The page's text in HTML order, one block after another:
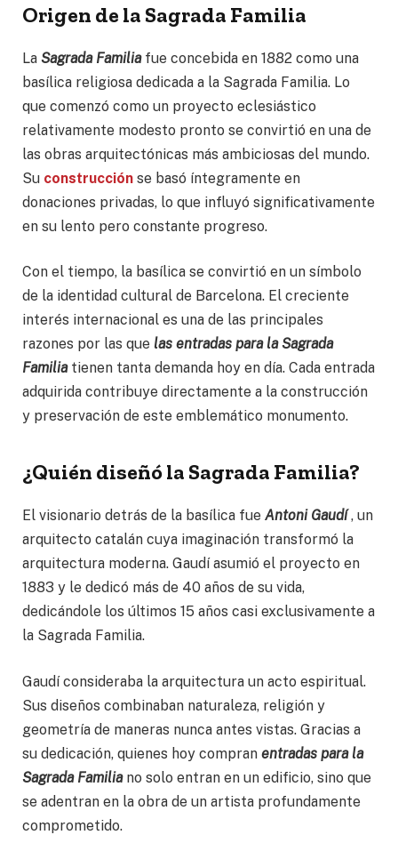
Origen de la Sagrada Familia
La Sagrada Familiafue concebida en 1882 como una
basílica religiosa dedicada a la Sagrada Familia. Lo
que comenzó como un proyecto eclesiástico
relativamente modesto pronto se convirtió en una de
las obras arquitectónicas más ambiciosas del mundo.
Su construcción se basó íntegramente en
donaciones privadas, lo que influyó significativamente
en su lento pero constante progreso.
Con el tiempo, la basílica se convirtió en un símbolo
de la identidad cultural de Barcelona. El creciente
interés internacional es una de las principales
razones por las que las entradas para la Sagrada
Familiatienen tanta demanda hoy en día. Cada entrada
adquirida contribuye directamente a la construcción
y preservación de este emblemático monumento.
¿Quién diseñó la Sagrada Familia?
El visionario detrás de la basílica fue Antoni Gaudí, un
arquitecto catalán cuya imaginación transformó la
arquitectura moderna. Gaudí asumió el proyecto en
1883 y le dedicó más de 40 años de su vida,
dedicándole los últimos 15 años casi exclusivamente a
la Sagrada Familia.
Gaudí consideraba la arquitectura un acto espiritual.
Sus diseños combinaban naturaleza, religión y
geometría de maneras nunca antes vistas. Gracias a
su dedicación, quienes hoy compran entradas para la
Sagrada Familiano solo entran en un edificio, sino que
se adentran en la obra de un artista profundamente
comprometido.